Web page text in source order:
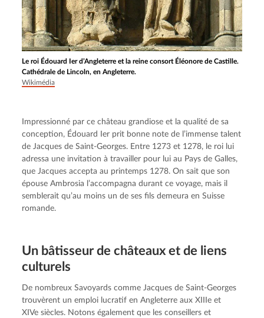
Le roi Édouard Ier d’Angleterre et la reine consort Éléonore de Castille.
Cathédrale de Lincoln, en Angleterre.
Wikimédia
Impressionné par ce château grandiose et la qualité de sa
conception, Édouard Ier prit bonne note de l’immense talent
de Jacques de Saint-Georges. Entre 1273 et 1278, le roi lui
adressa une invitation à travailler pour lui au Pays de Galles,
que Jacques accepta au printemps 1278. On sait que son
épouse Ambrosia l’accompagna durant ce voyage, mais il
semblerait qu’au moins un de ses fils demeura en Suisse
romande.
Un bâtisseur de châteaux et de liens
culturels
De nombreux Savoyards comme Jacques de Saint-Georges
trouvèrent un emploi lucratif en Angleterre aux XIIIe et
XIVe siècles. Notons également que les conseillers et